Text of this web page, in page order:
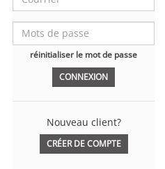
réinitialiser le mot de passe
Nouveau client?
CRÉER DE COMPTE